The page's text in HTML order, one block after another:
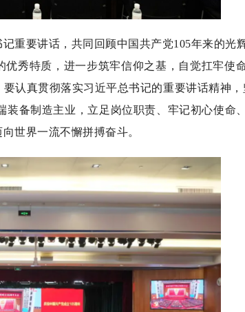
要讲话，共同回顾中国共产党105年来的光
秀特质，进一步筑牢信仰之基，自觉扛牢使
认真贯彻落实习近平总书记的重要讲话精神，
备制造主业，立足岗位职责、牢记初心使命
世界一流不懈拼搏奋斗。